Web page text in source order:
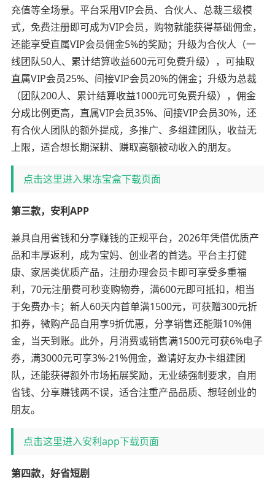
充值等全场景。平台采用VIP会员、合伙人、总裁三级模
式，免费注册即可成为VIP会员，购物就能获得基础佣金，
还能享受直属VIP会员佣金5%的奖励；升级为合伙人（一
线团队50人、累计结算收益600元可免费升级），可抽取
直属VIP会员25%、间接VIP会员20%的佣金；升级为总裁
（团队200人、累计结算收益1000元可免费升级），佣金
分成比例更高，直属VIP会员35%、间接VIP会员30%，还
有合伙人团队的额外提成，多推广、多组建团队，收益无
上限，适合想长期深耕、赚取高额被动收入的朋友。
点击这里进入果冻宝盒下载页面
第三款，安利APP
兼具自用省钱和分享赚钱的正规平台，2026年凭借优质产
品和丰厚返利，成为宝妈、创业者的首选。平台主打健
康、家居类优质产品，注册办理会员卡即可享受多重福
利，70元注册费可秒变购物券，满600元即可抵扣，相当
于免费办卡；新人60天内首单满1500元，可获赠300元折
扣券，微购产品自用享9折优惠，分享销售还能赚10%佣
金，当天到账。此外，月消费或销售满1500元可获6%电子
券，满3000元可享3%-21%佣金，邀请好友办卡组建团
队，还能获得额外市场拓展奖励，无业绩强制要求，自用
省钱、分享赚钱两不误，适合注重产品品质、想轻创业的
朋友。
点击这里进入安利app下载页面
第四款，好省短剧